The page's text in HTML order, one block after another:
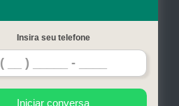
Serviços
Contato
Insira seu telefone
Iniciar conversa